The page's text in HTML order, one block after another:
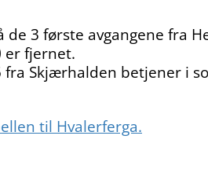
de 3 første avgangene fra
er fjernet.
fra Skjærhalden betjener i
til Hvalerferga.